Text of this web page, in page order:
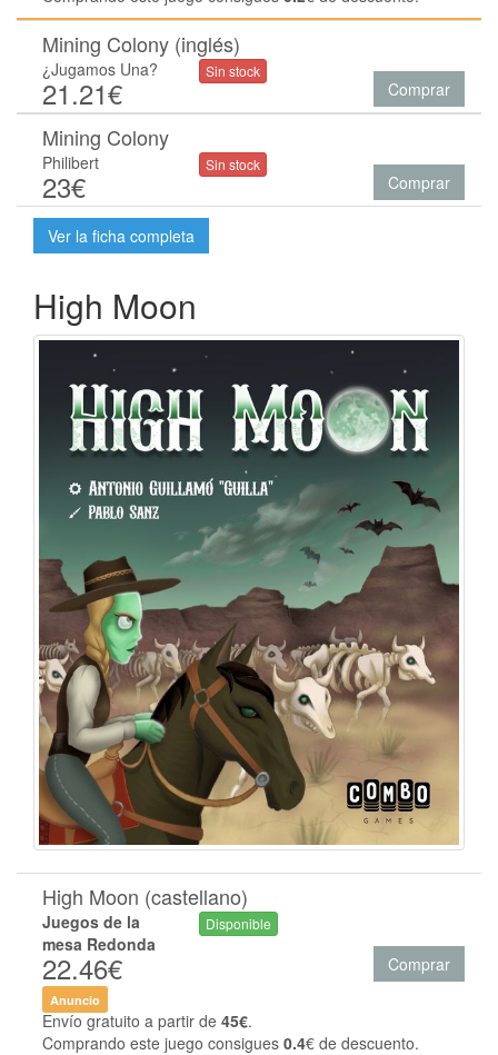
Mining Colony (inglés)
¿Jugamos Una?
21.21€
Sin stock
Comprar
Mining Colony
Philibert
23€
Sin stock
Comprar
Ver la ficha completa
High Moon
High Moon (castellano)
Juegos de la
mesa Redonda
22.46€
Disponible
Comprar
Anuncio
Envío gratuito a partir de 45€.
Comprando este juego consigues 0.4€ de descuento.